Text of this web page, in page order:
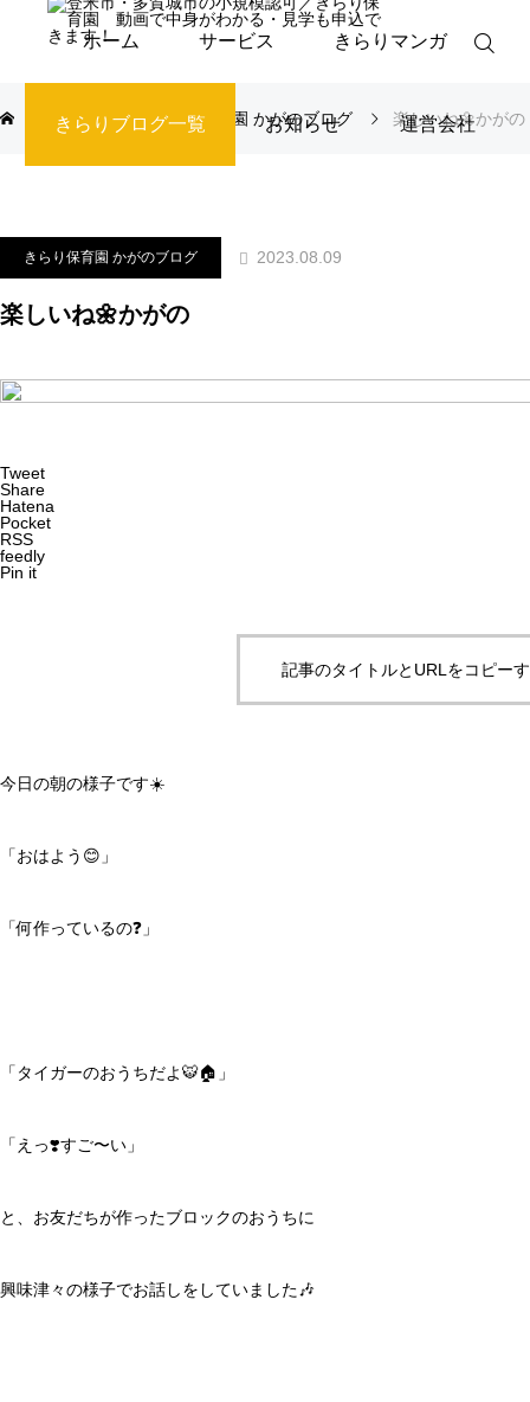
ホーム サービス きらりマンガ
きらりブログ一覧 お知らせ 運営会社
ブログ きらり保育園 かがのブログ 楽しいね🌼かがの
きらり保育園 かがのブログ 2023.08.09
楽しいね🌼かがの
Tweet
Share
Hatena
Pocket
RSS
feedly
Pin it
記事のタイトルとURLをコピー
今日の朝の様子です☀️
「おはよう😊」
「何作っているの❓」
「タイガーのおうちだよ🐯🏠」
「えっ❣️すご〜い」
と、お友だちが作ったブロックのおうちに
興味津々の様子でお話しをしていました🎶